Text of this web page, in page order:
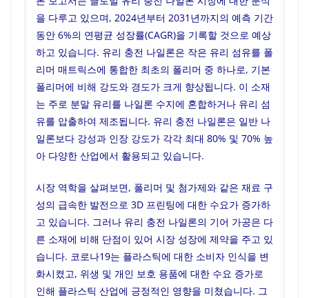
을 다루고 있으며, 2024년부터 2031년까지의 예측 기간
동안 6%의 연평균 성장률(CAGR)을 기록할 것으로 예상
하고 있습니다. 유리 충전 나일론은 작은 유리 섬유를 폴
리머 매트릭스에 통합한 최초의 폴리머 중 하나로, 기본
폴리머에 비해 강도와 경도가 크게 향상됩니다. 이 소재
는 주로 분말 유리를 나일론 수지에 혼합하거나 유리 섬
유를 압출하여 제조됩니다. 유리 충전 나일론은 일반 나
일론보다 강성과 인장 강도가 각각 최대 80% 및 70% 높
아 다양한 산업에서 활용되고 있습니다.
시장 역학을 살펴보면, 폴리머 및 첨가제와 같은 재료 구
성의 급속한 발전으로 3D 프린팅에 대한 수요가 증가하
고 있습니다. 그러나 유리 충전 나일론의 기어 가공은 다
른 소재에 비해 단점이 있어 시장 성장에 제약을 주고 있
습니다. 코로나19는 플라스틱에 대한 소비자 인식을 변
화시켰고, 위생 및 개인 보호 용품에 대한 수요 증가로
인해 플라스틱 산업에 긍정적인 영향을 미쳤습니다. 그